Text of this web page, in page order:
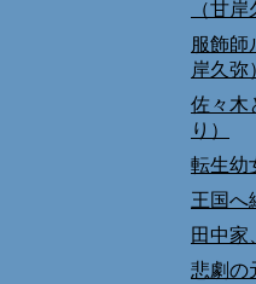
（甘岸
服飾師
岸久弥
佐々木
り）
転生幼
王国へ
田中家
悲劇の